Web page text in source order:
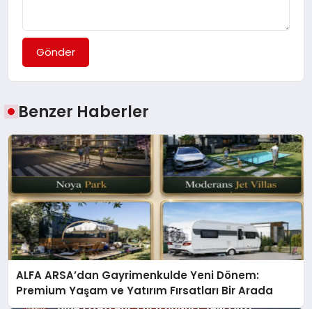
Gönder
Benzer Haberler
ALFA ARSA’dan Gayrimenkulde Yeni Dönem:
Premium Yaşam ve Yatırım Fırsatları Bir Arada